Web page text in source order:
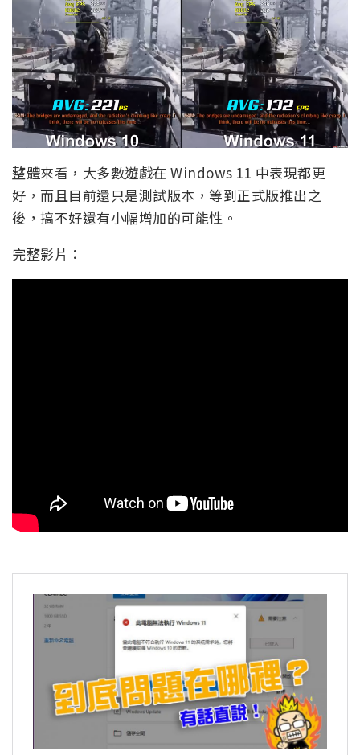
整體來看，大多數遊戲在 Windows 11 中表現都更
好，而且目前還只是測試版本，等到正式版推出之
後，搞不好還有小幅增加的可能性。
完整影片：